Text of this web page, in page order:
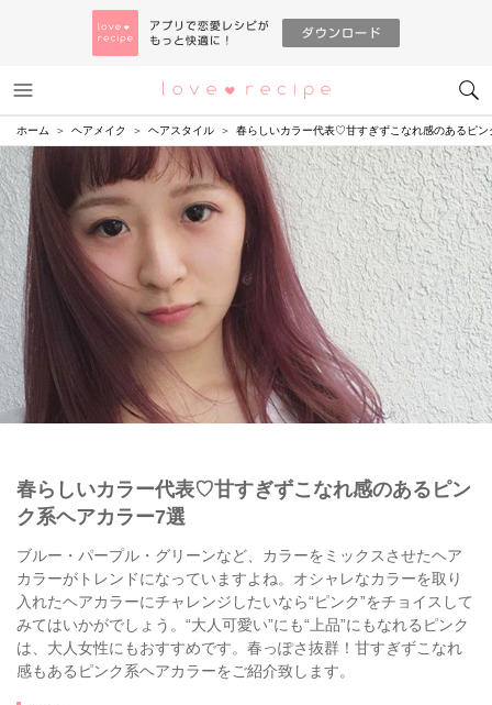
恋愛レシピ
ホーム ヘアメイク ヘアスタイル 春らしいカラー代表♡甘すぎずこなれ感のあるピン
春らしいカラー代表♡甘すぎずこなれ感のあるピン
ク系ヘアカラー7選
ブルー・パープル・グリーンなど、カラーをミックスさせたヘア
カラーがトレンドになっていますよね。オシャレなカラーを取り
入れたヘアカラーにチャレンジしたいなら“ピンク”をチョイスして
みてはいかがでしょう。“大人可愛い”にも“上品”にもなれるピンク
は、大人女性にもおすすめです。春っぽさ抜群！甘すぎずこなれ
感もあるピンク系ヘアカラーをご紹介致します。